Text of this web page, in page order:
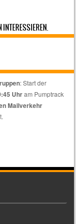
INTERESSIEREN.
: Start der
Uhram Pumptrack
Mailverkehr